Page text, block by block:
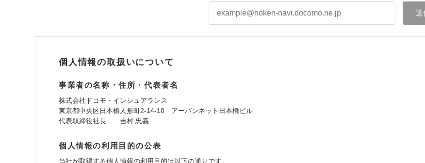
個人情報の取扱いについて
事業者の名称・住所・代表者名
株式会社ドコモ・インシュアランス
東京都中央区日本橋人形町2-14-10 アーバンネット日本橋ビル
代表取締役社長 吉村 忠義
個人情報の利用目的の公表
当社が取得する個人情報の利用目的は以下の通りです。